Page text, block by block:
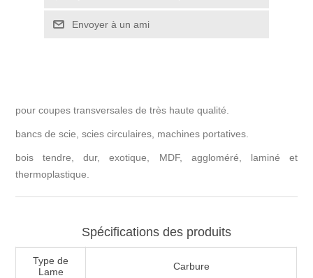
pour coupes transversales de très haute qualité.
bancs de scie, scies circulaires, machines portatives.
bois tendre, dur, exotique, MDF, aggloméré, laminé et
thermoplastique.
Spécifications des produits
Type de
Lame
Carbure